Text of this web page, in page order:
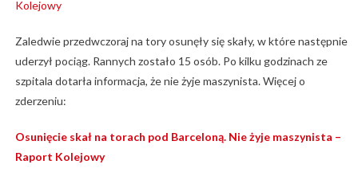
Kolejowy
Zaledwie przedwczoraj na tory osunęły się skały, w które następnie
uderzył pociąg. Rannych zostało 15 osób. Po kilku godzinach ze
szpitala dotarła informacja, że nie żyje maszynista. Więcej o
zderzeniu:
Osunięcie skał na torach pod Barceloną. Nie żyje maszynista –
Raport Kolejowy